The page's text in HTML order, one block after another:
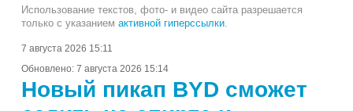
Использование текстов, фото- и видео сайта разрешается
только с указанием активной гиперссылки.
7 августа 2026 15:11
Обновлено: 7 августа 2026 15:14
Новый пикап BYD сможет